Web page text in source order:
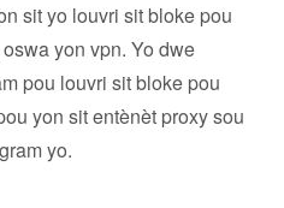
sit yo louvri sit bloke pou
yon vpn. Yo dwe
pou louvri sit bloke pou
yon sit entènèt proxy sou
yo.